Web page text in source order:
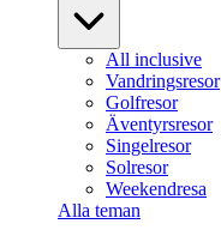
All inclusive
Vandringsresor
Golfresor
Äventyrsresor
Singelresor
Solresor
Weekendresa
Alla teman